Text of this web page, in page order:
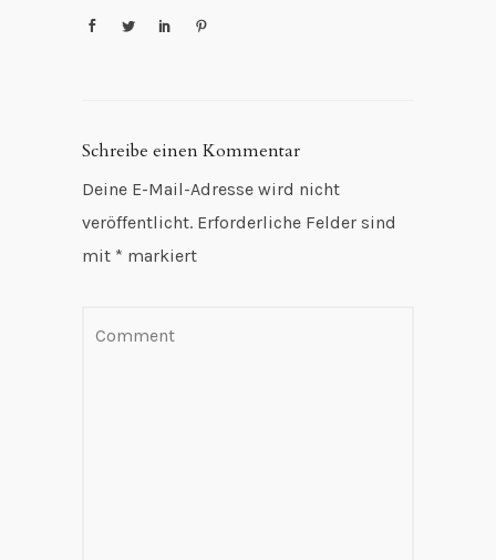
Schreibe einen Kommentar
Deine E-Mail-Adresse wird nicht
veröffentlicht. Erforderliche Felder sind
mit * markiert